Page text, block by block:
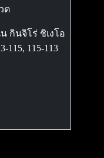
ต
กินจิโร่ ชิเงโอ
115, 115-113